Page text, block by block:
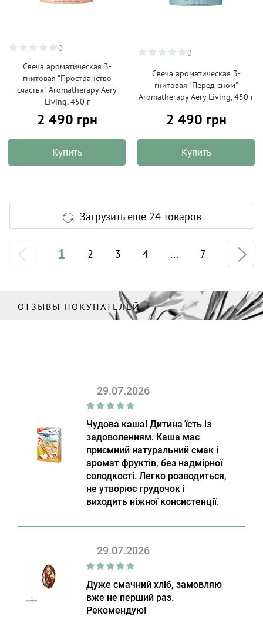
0
Свеча ароматическая 3-
гнитовая "Пространство
счастья" Aromatherapy Aery
Living, 450 г
2 490 грн
Купить
0
Свеча ароматическая 3-
гнитовая "Перед сном"
Aromatherapy Aery Living, 450 г
2 490 грн
Купить
Загрузить еще 24 товаров
1 2 3 4 ... 7
ОТЗЫВЫ ПОКУПАТЕЛЕЙ
29.07.2026
Чудова каша! Дитина їсть із
задоволенням. Каша має
приємний натуральний смак і
аромат фруктів, без надмірної
солодкості. Легко розводиться,
не утворює грудочок і
виходить ніжної консистенції.
29.07.2026
Дуже смачний хліб, замовляю
вже не перший раз.
Рекомендую!